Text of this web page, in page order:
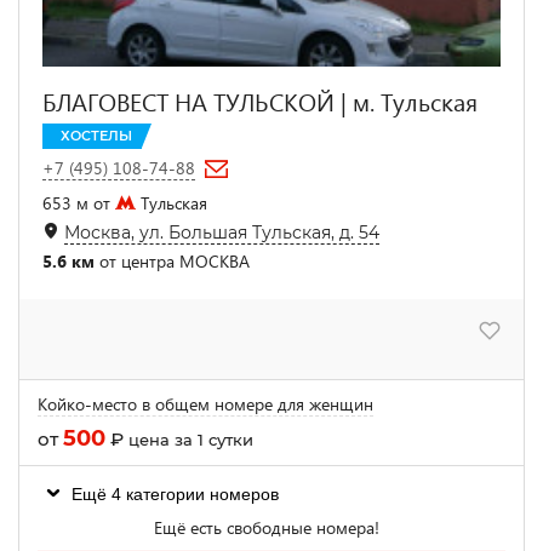
БЛАГОВЕСТ НА ТУЛЬСКОЙ | м. Тульская
ХОСТЕЛЫ
+7 (495) 108-74-88
653 м от
Тульская
Москва, ул. Большая Тульская, д. 54
5.6 км от центра МОСКВА
Койко-место в общем номере для женщин
от500 ₽ цена за 1 сутки
Ещё 4 категории номеров
Ещё есть свободные номера!